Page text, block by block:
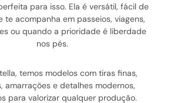
para isso. Ela é versátil, fácil de
te acompanha em passeios, viagens,
ou quando a prioridade é liberdade
nos pés.
temos modelos com tiras finas,
amarrações e detalhes modernos,
para valorizar qualquer produção.